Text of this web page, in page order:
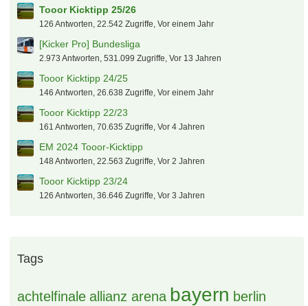
Tooor Kicktipp 25/26
126 Antworten, 22.542 Zugriffe, Vor einem Jahr
[Kicker Pro] Bundesliga
2.973 Antworten, 531.099 Zugriffe, Vor 13 Jahren
Tooor Kicktipp 24/25
146 Antworten, 26.638 Zugriffe, Vor einem Jahr
Tooor Kicktipp 22/23
161 Antworten, 70.635 Zugriffe, Vor 4 Jahren
EM 2024 Tooor-Kicktipp
148 Antworten, 22.563 Zugriffe, Vor 2 Jahren
Tooor Kicktipp 23/24
126 Antworten, 36.646 Zugriffe, Vor 3 Jahren
Tags
achtelfinale allianz arena bayern berlin